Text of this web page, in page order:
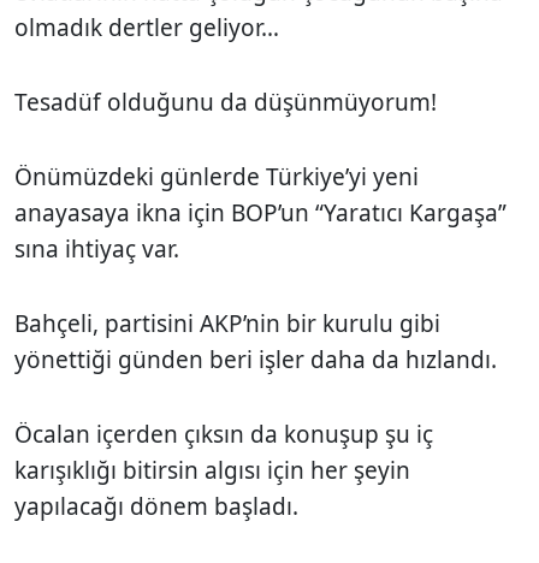
olmadık dertler geliyor…
Tesadüf olduğunu da düşünmüyorum!
Önümüzdeki günlerde Türkiye’yi yeni
anayasaya ikna için BOP’un “Yaratıcı Kargaşa”
sına ihtiyaç var.
Bahçeli, partisini AKP’nin bir kurulu gibi
yönettiği günden beri işler daha da hızlandı.
Öcalan içerden çıksın da konuşup şu iç
karışıklığı bitirsin algısı için her şeyin
yapılacağı dönem başladı.